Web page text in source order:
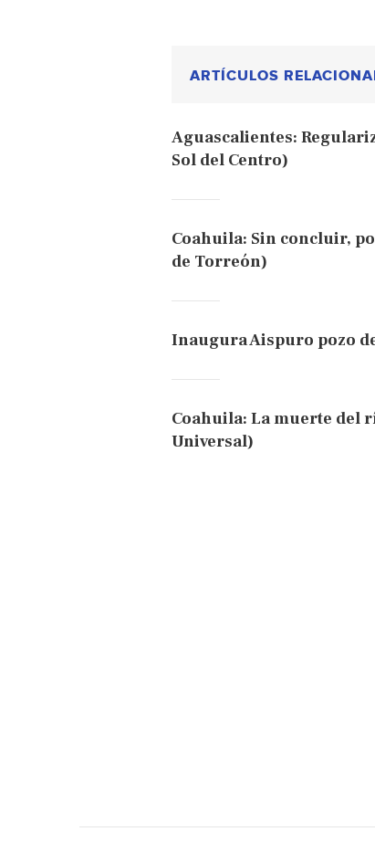
ARTÍCULOS
Aguascalientes:
Sol del Centro)
Coahuila: Sin concluir,
de Torreón)
Inaugura Aispuro pozo
Coahuila: La muerte del
Universal)